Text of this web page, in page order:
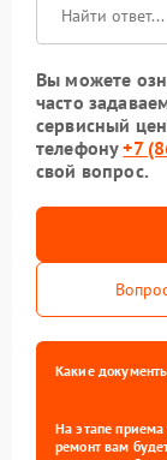
Вы можете
часто
сервисный
телефону+7
свой вопрос.
Какие
На этапе приема
ремонт вам